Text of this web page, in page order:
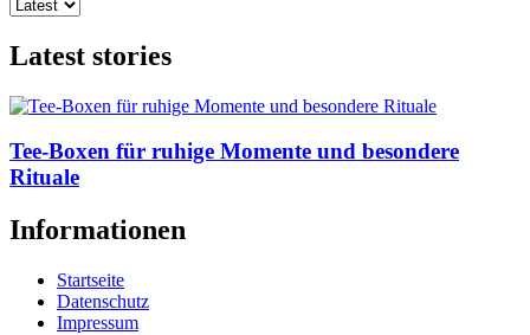
Latest stories
Tee-Boxen für ruhige Momente und besondere
Rituale
Informationen
Startseite
Datenschutz
Impressum